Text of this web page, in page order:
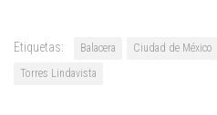
Etiquetas: Balacera Ciudad de México
Torres Lindavista